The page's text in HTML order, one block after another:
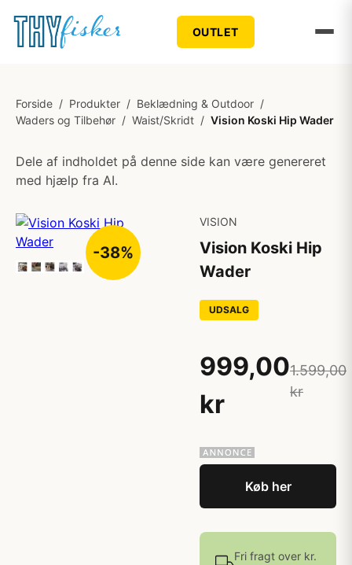
OUTLET
Forside / Produkter / Beklædning & Outdoor /
Waders og Tilbehør / Waist/Skridt / Vision Koski Hip Wader
Dele af indholdet på denne side kan være genereret
med hjælp fra AI.
-38%
VISION
Vision Koski Hip
Wader
UDSALG
999,00
kr
1.599,00
kr
Køb her
Fri fragt over kr.